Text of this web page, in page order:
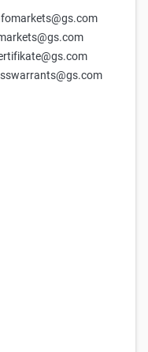
oturumunuzu ve dil
veya kötüye
Web Sitesi özelliklerini